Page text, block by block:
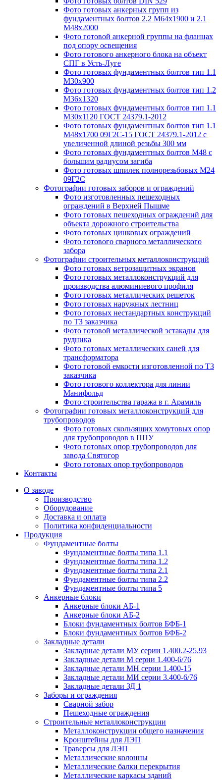
Фото готовых анкерных групп из
фундаментных болтов 2.2 М64х1900 и 2.1
М48х2000
Фото готовой анкерной группы на фланцах
под опору освещения
Фото готового анкерного блока на объект
СПГ в Усть-Луге
Фото готовых фундаментных болтов тип 1.1
М30х900
Фото готовых фундаментных болтов тип 1.2
М36х1320
Фото готовых фундаментных болтов тип 1.1
М30х1120 ГОСТ 24379.1-2012
Фото готовых фундаментных болтов тип 1.1
М48х1700 09Г2С-15 ГОСТ 24379.1-2012 с
увеличенной длиной резьбы 300 мм
Фото готовых фундаментных болтов М48 с
большим радиусом загиба
Фото готовых шпилек полнорезьбовых М24
09Г2С
Фотографии готовых заборов и ограждений
Фото изготовленных пешеходных
ограждений в Верхней Пышме
Фото готовых пешеходных ограждений для
объекта дорожного строительства
Фото готовых цинковых ограждений
Фото готового сварного металлического
забора
Фотографии строительных металлоконструкций
Фото готовых ветрозащитных экранов
Фото готовых металлоконструкций для
производства алюминиевого профиля
Фото готовых металлических решеток
Фото готовых наружных лестниц
Фото готовых нестандартных конструкций
по ТЗ заказчика
Фото готовой металлической эстакады для
рудника
Фото готовых металлических саней для
трансформатора
Фото готовой емкости изготовленной по ТЗ
заказчика
Фото готового коллектора для линии
Манифольд
Фото строительства гаража в г. Арамиль
Фотографии готовых металлоконструкций для
трубопроводов
Фото готовых скользящих хомутовых опор
для трубопроводов в ППУ
Фото готовых опор трубопроводов для
завода Святогор
Фото готовых опор трубопроводов
Контакты
О заводе
Производство
Оборудование
Доставка и оплата
Политика конфиденциальности
Продукция
Фундаментные болты
Фундаментные болты типа 1.1
Фундаментные болты типа 1.2
Фундаментные болты типа 2.1
Фундаментные болты типа 2.2
Фундаментные болты типа 5
Анкерные блоки
Анкерные блоки АБ-1
Анкерные блоки АБ-2
Блоки фундаментных болтов БФБ-1
Блоки фундаментных болтов БФБ-2
Закладные детали
Закладные детали МУ серии 1.400.2-25.93
Закладные детали М серии 1.400-6/76
Закладные детали МН серии 1.400-15
Закладные детали МИ серии 3.400-6/76
Закладные детали ЗД 1
Заборы и ограждения
Сварной забор
Пешеходные ограждения
Строительные металлоконструкции
Металлоконструкции общего назначения
Кронштейны для ЛЭП
Траверсы для ЛЭП
Металлические колонны
Металлические балки перекрытия
Металлические каркасы зданий